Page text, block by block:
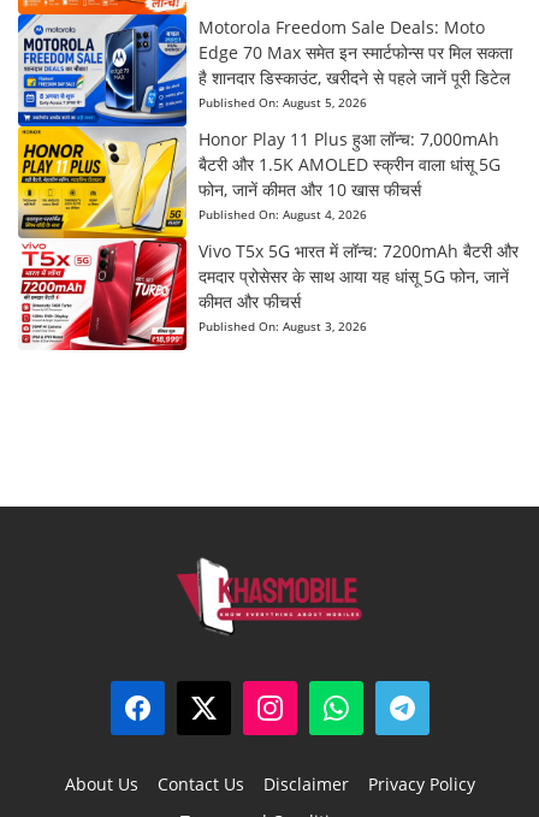
Motorola Freedom Sale Deals: Moto
Edge 70 Max समेत इन स्मार्टफोन्स पर मिल सकता
है शानदार डिस्काउंट, खरीदने से पहले जानें पूरी डिटेल
Published On: August 5, 2026
Honor Play 11 Plus हुआ लॉन्च: 7,000mAh
बैटरी और 1.5K AMOLED स्क्रीन वाला धांसू 5G
फोन, जानें कीमत और 10 खास फीचर्स
Published On: August 4, 2026
Vivo T5x 5G भारत में लॉन्च: 7200mAh बैटरी और
दमदार प्रोसेसर के साथ आया यह धांसू 5G फोन, जानें
कीमत और फीचर्स
Published On: August 3, 2026
About Us Contact Us Disclaimer
Privacy Policy